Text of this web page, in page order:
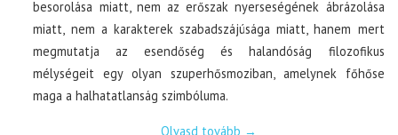
besorolása miatt, nem az erőszak nyerseségének ábrázolása
miatt, nem a karakterek szabadszájúsága miatt, hanem mert
megmutatja az esendőség és halandóság filozofikus
mélységeit egy olyan szuperhősmoziban, amelynek főhőse
maga a halhatatlanság szimbóluma.
Olvasd tovább →